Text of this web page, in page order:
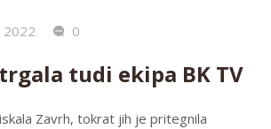
2022 0
tudi ekipa BK TV
Zavrh, tokrat jih je pritegnila